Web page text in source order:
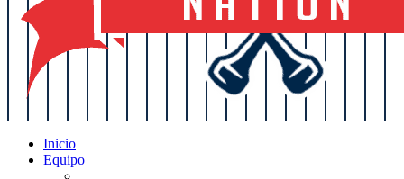
Inicio
Equipo